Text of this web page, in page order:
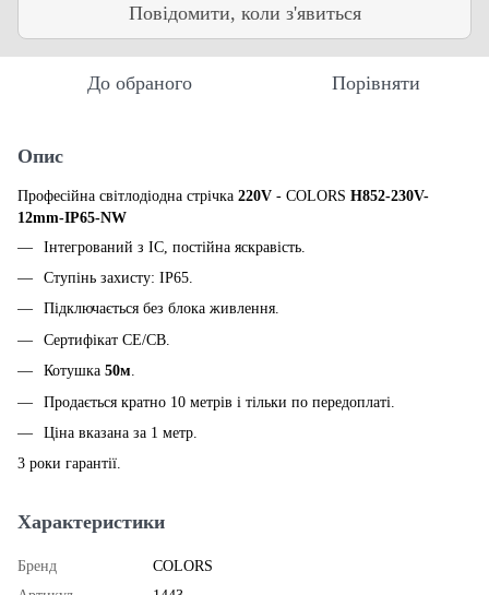
Повідомити, коли з'явиться
До обраного Порівняти
Опис
Професійна світлодіодна стрічка 220V - COLORS H852-230V-
12mm-IP65-NW
Інтегрований з IC, постійна яскравість.
Ступінь захисту: IP65.
Підключається без блока живлення.
Сертифікат CE/CB.
Котушка 50м.
Продається кратно 10 метрів і тільки по передоплаті.
Ціна вказана за 1 метр.
3 роки гарантії.
Характеристики
Бренд
COLORS